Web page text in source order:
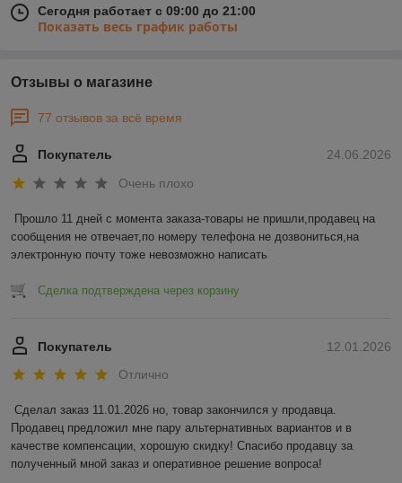
Сегодня работает с 09:00 до 21:00
Показать весь график работы
Отзывы о магазине
77 отзывов за всё время
24.06.2026
Покупатель
Очень плохо
Прошло 11 дней с момента заказа-товары не пришли,продавец на
сообщения не отвечает,по номеру телефона не дозвониться,на
электронную почту тоже невозможно написать
Сделка подтверждена через корзину
12.01.2026
Покупатель
Отлично
Сделал заказ 11.01.2026 но, товар закончился у продавца.
Продавец предложил мне пару альтернативных вариантов и в
качестве компенсации, хорошую скидку! Спасибо продавцу за
полученный мной заказ и оперативное решение вопроса!